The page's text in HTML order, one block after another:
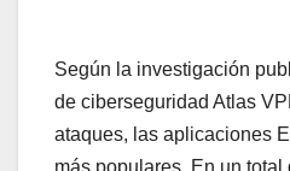
Según la investigación
de ciberseguridad Atlas
ataques, las aplicaciones
más populares. En un